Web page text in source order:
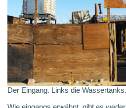
Der Eingang. Links die Wassertanks.